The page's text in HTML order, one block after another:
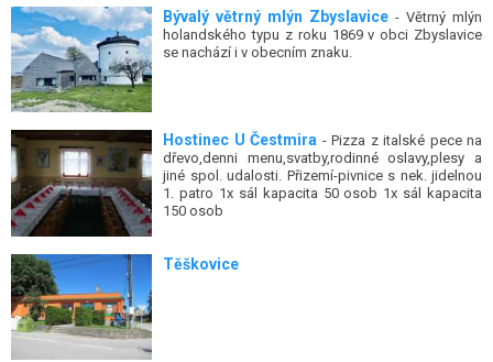
Bývalý větrný mlýn Zbyslavice - Větrný mlýn
holandského typu z roku 1869 v obci Zbyslavice
se nachází i v obecním znaku.
Hostinec U Čestmira - Pizza z italské pece na
dřevo,denni menu,svatby,rodinné oslavy,plesy a
jiné spol. udalosti. Přizemí-pivnice s nek. jidelnou
1. patro 1x sál kapacita 50 osob 1x sál kapacita
150 osob
Těškovice